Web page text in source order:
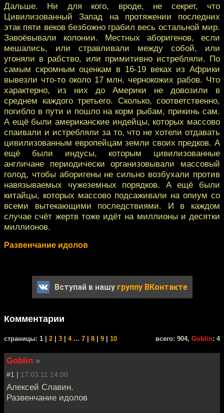
Дальше. Ни для кого, вроде, не секрет, что
Цивилизованный Запад на протяжении последних
этак пяти веков безбожно грабил весь остальной мир.
Завоёвывали колонии. Местных аборигенов, если
мешались, или стравливали между собой, или
угоняли в рабство, или примитивно истребляли. По
самым скромным оценкам в 16-19 веках из Африки
вывезли что-то около 17 млн. чернокожих рабов. Что
характерно, из них до Америки не довозили в
среднем каждого третьего. Сколько, соответственно,
погибло в пути и пошло на корм рыбам, прикинь сам.
А ещё были американские индейцы, которых массово
спаивали и истребляли за то, что не хотели отдавать
цивилизованным европейцам земли своих предков. А
ещё были индусы, которым цивилизованные
англичане периодически организовывали массовый
голод, чтобы аборигены не сильно возбухали против
навязываемых чужеземных порядков. А ещё были
китайцы, которых массово подсаживали на опиум со
всеми вытекающими последствиями. И в каждом
случае счёт жертв тоже идёт на миллионы и десятки
миллионов.
Развенчание идолов
Вступай в нашу группу ВКонтакте
Комментарии
cтраницы: 1 | 2 3 4... 7 8 9 10 всего: 904, Goblin: 4
Goblin »
#1 | 17.03.11 14:00
Алексей Славин.
Развенчание идолов